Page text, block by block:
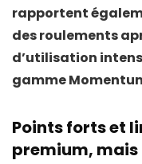
rapportent
des roulements
d’utilisation
gamme
Points forts et
premium,